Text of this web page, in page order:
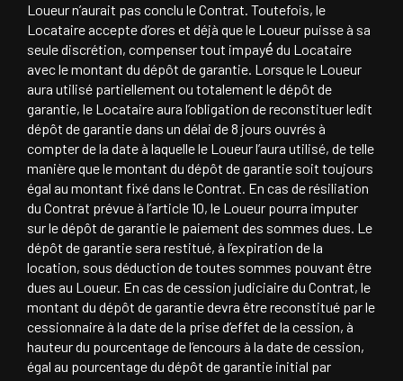
Loueur n’aurait pas conclu le Contrat. Toutefois, le
Locataire accepte d’ores et déjà que le Loueur puisse à sa
seule discrétion, compenser tout impayé́ du Locataire
avec le montant du dépôt de garantie. Lorsque le Loueur
aura utilisé partiellement ou totalement le dépôt de
garantie, le Locataire aura l’obligation de reconstituer ledit
dépôt de garantie dans un délai de 8 jours ouvrés à
compter de la date à laquelle le Loueur l’aura utilisé, de telle
manière que le montant du dépôt de garantie soit toujours
égal au montant fixé dans le Contrat. En cas de résiliation
du Contrat prévue à l’article 10, le Loueur pourra imputer
sur le dépôt de garantie le paiement des sommes dues. Le
dépôt de garantie sera restitué, à l’expiration de la
location, sous déduction de toutes sommes pouvant être
dues au Loueur. En cas de cession judiciaire du Contrat, le
montant du dépôt de garantie devra être reconstitué par le
cessionnaire à la date de la prise d’effet de la cession, à
hauteur du pourcentage de l’encours à la date de cession,
égal au pourcentage du dépôt de garantie initial par